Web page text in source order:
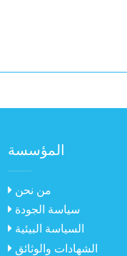
المؤسسة
من نحن
سياسة الجودة
السياسة البيئية
الشهادات والوثائق